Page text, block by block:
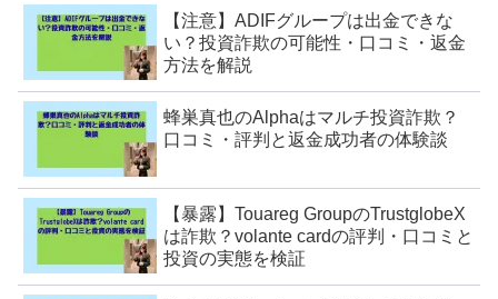
【注意】ADIFグループは出金できな
い？投資詐欺の可能性・口コミ・返金
方法を解説
蜂巣真也のAlphaはマルチ投資詐欺？
口コミ・評判と返金成功者の体験談
【暴露】Touareg GroupのTrustglobeX
は詐欺？volante cardの評判・口コミと
投資の実態を検証